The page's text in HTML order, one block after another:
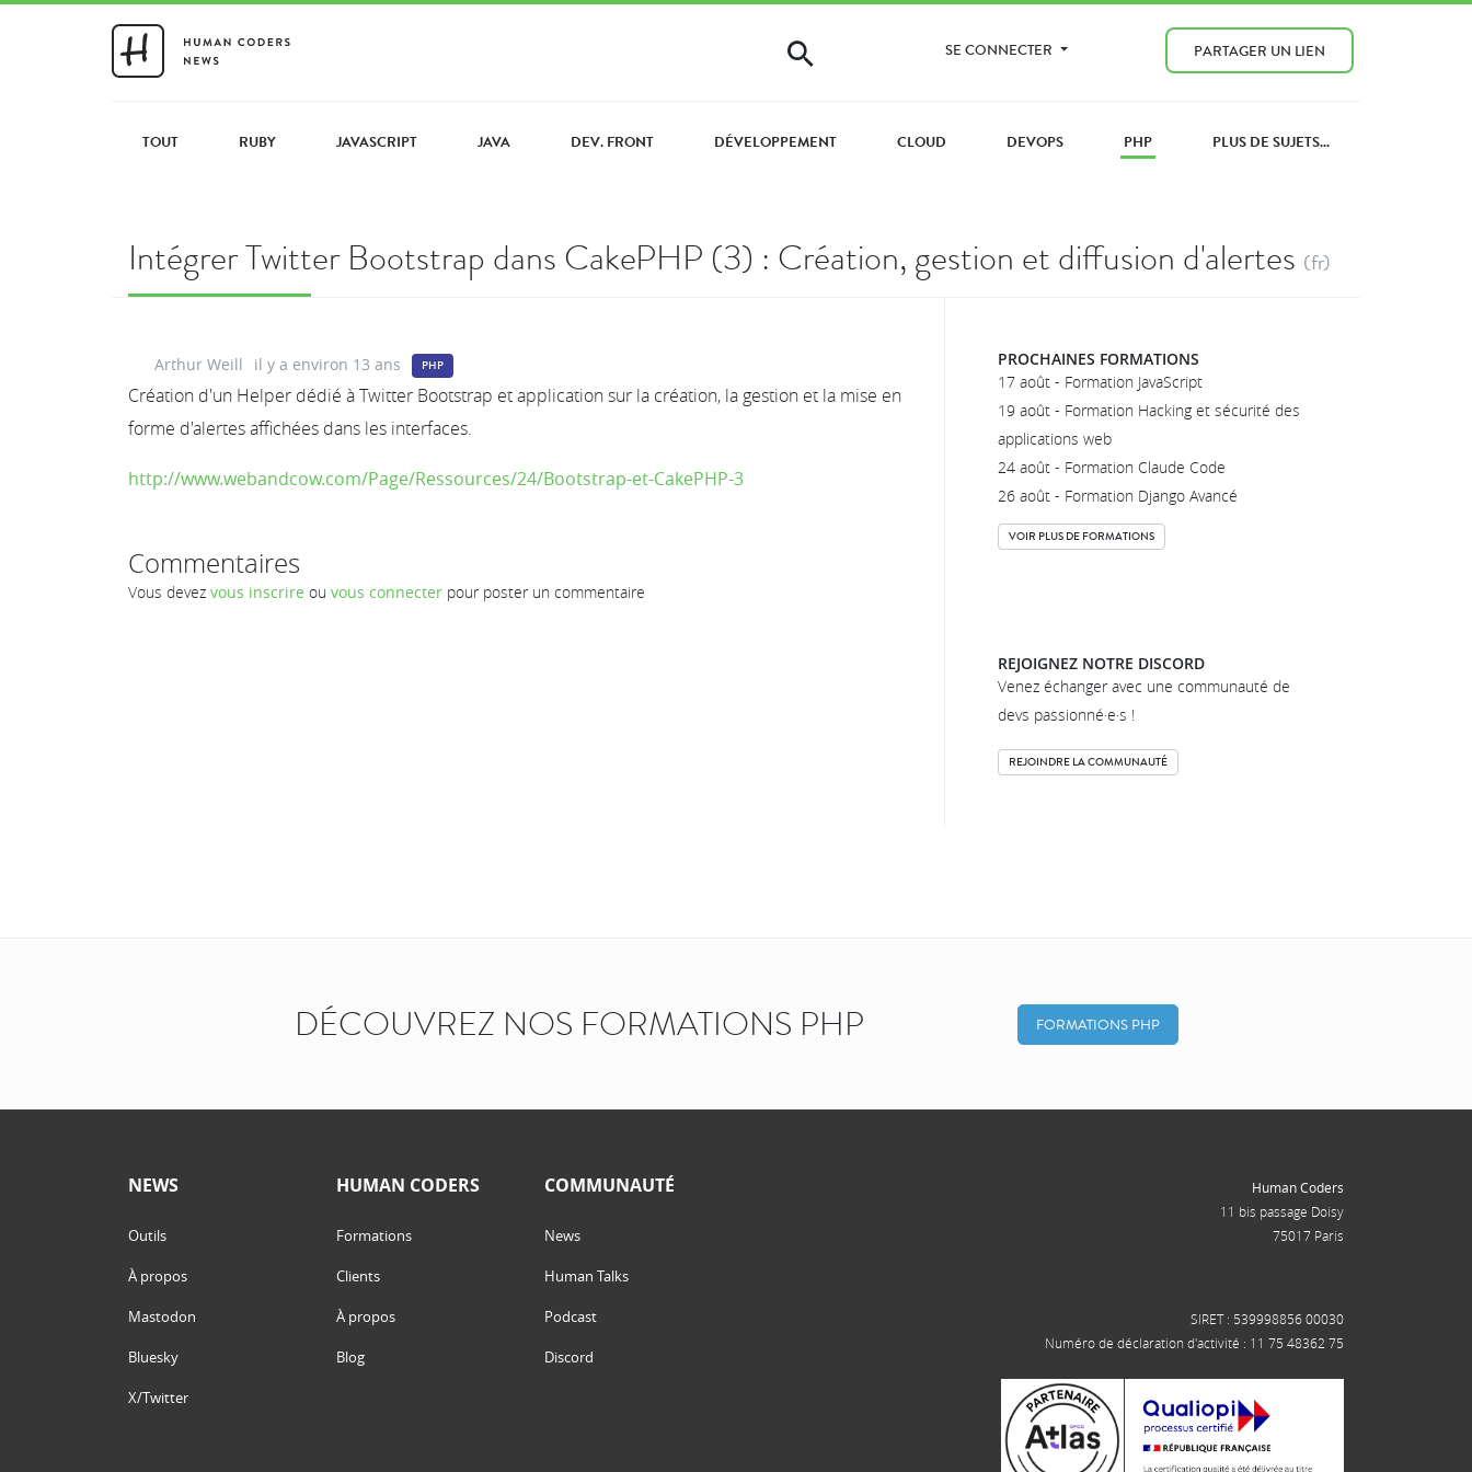
SE CONNECTER PARTAGER UN LIEN
TOUT RUBY JAVASCRIPT JAVA DEV. FRONT DÉVELOPPEMENT CLOUD DEVOPS PHP PLUS DE SUJETS...
Intégrer Twitter Bootstrap dans CakePHP (3) : Création, gestion et diffusion d'alertes (fr)
Arthur Weill il y a environ 13 ans PHP
Création d'un Helper dédié à Twitter Bootstrap et application sur la création, la gestion et la mise en
forme d'alertes affichées dans les interfaces.
http://www.webandcow.com/Page/Ressources/24/Bootstrap-et-CakePHP-3
Commentaires
Vous devez vous inscrire ou vous connecter pour poster un commentaire
PROCHAINES FORMATIONS
17 août - Formation JavaScript
19 août - Formation Hacking et sécurité des
applications web
24 août - Formation Claude Code
26 août - Formation Django Avancé
VOIR PLUS DE FORMATIONS
REJOIGNEZ NOTRE DISCORD
Venez échanger avec une communauté de
devs passionné·e·s !
REJOINDRE LA COMMUNAUTÉ
DÉCOUVREZ NOS FORMATIONS PHP FORMATIONS PHP
NEWS
Outils
À propos
Mastodon
Bluesky
X/Twitter
HUMAN CODERS
Formations
Clients
À propos
Blog
COMMUNAUTÉ
News
Human Talks
Podcast
Discord
Human Coders
11 bis passage Doisy
75017 Paris
SIRET : 539998856 00030
Numéro de déclaration d'activité : 11 75 48362 75